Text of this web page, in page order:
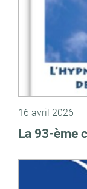
16 avril 2026
La 93-ème